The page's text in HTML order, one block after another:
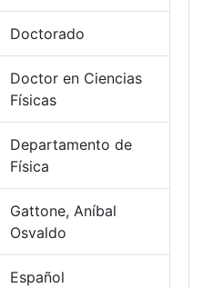
Doctorado
Doctor en Ciencias
Físicas
Departamento de
Física
Gattone, Aníbal
Osvaldo
Español